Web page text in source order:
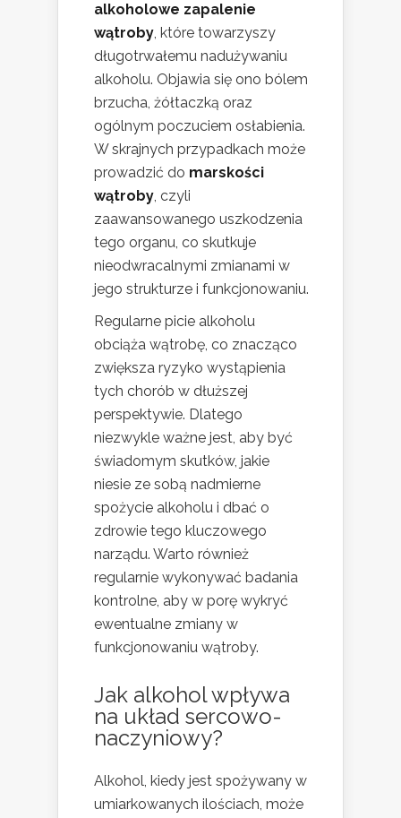
alkoholowe zapalenie
wątroby, które towarzyszy
długotrwałemu nadużywaniu
alkoholu. Objawia się ono bólem
brzucha, żółtaczką oraz
ogólnym poczuciem osłabienia.
W skrajnych przypadkach może
prowadzić do marskości
wątroby, czyli
zaawansowanego uszkodzenia
tego organu, co skutkuje
nieodwracalnymi zmianami w
jego strukturze i funkcjonowaniu.
Regularne picie alkoholu
obciąża wątrobę, co znacząco
zwiększa ryzyko wystąpienia
tych chorób w dłuższej
perspektywie. Dlatego
niezwykle ważne jest, aby być
świadomym skutków, jakie
niesie ze sobą nadmierne
spożycie alkoholu i dbać o
zdrowie tego kluczowego
narządu. Warto również
regularnie wykonywać badania
kontrolne, aby w porę wykryć
ewentualne zmiany w
funkcjonowaniu wątroby.
Jak alkohol wpływa
na układ sercowo-
naczyniowy?
Alkohol, kiedy jest spożywany w
umiarkowanych ilościach, może